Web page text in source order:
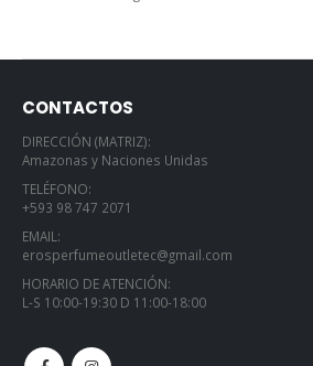
CONTACTOS
DIRECCIÓN (MATRIZ):
Amazonas y Naciones Unidas
TELÉFONO:
+593 98 747 2071
erosperfumeoutletec@gmail.com
HORARIO DE ATENCIÓN:
L-S 10:00-19:30 D 11:00-18:00